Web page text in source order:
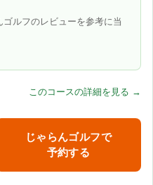
ルフのレビューを参考に当
このコースの詳細を見る →
じゃらんゴルフで
予約する